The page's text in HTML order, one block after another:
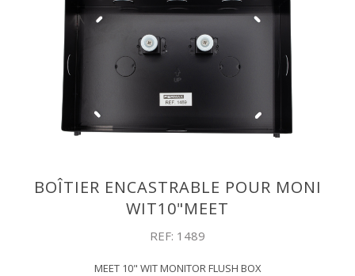
BOÎTIER ENCASTRABLE POUR MONI
WIT10"MEET
REF: 1489
MEET 10" WIT MONITOR FLUSH BOX